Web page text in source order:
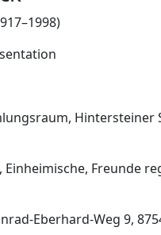
Hintersteiner
Freunde
Eberhard-Weg 9,